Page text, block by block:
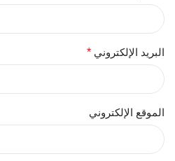
البريد الإلكتروني *
الموقع الإلكتروني